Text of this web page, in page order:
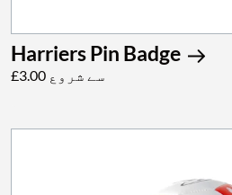
Harriers Pin Badge
£3.00 سے شروع